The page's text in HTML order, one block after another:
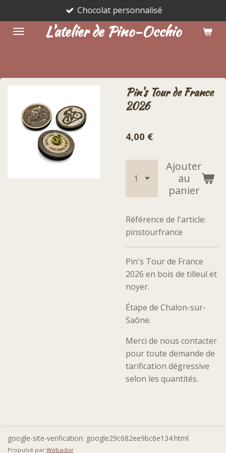
au
contenu
L'atelier de Pino-Occhio
Chocolat personnalisé
Pin's Tour de France
2026
4,00 €
Ajouter
au
panier
Référence de l'article:
pinstourfrance
Pin's Tour de France
2026 en bois de tilleul et
noyer.
Étape de Chalon-sur-
Saône.
Merci de nous contacter
pour toute demande de
tarification dégressive
selon les quantités.
google-site-verification: google29c682ee9bc6e134.html
Propulsé par Webador